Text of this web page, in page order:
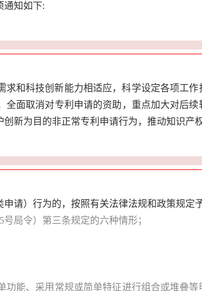
通知如下:
和科技创新能力相适应，科学设定各项工
面取消对专利申请的资助，重点加大对后
新为目的非正常专利申请行为，推动知识产
请）行为的，按照有关法律法规和政策规定
局令）第三条规定的六种情形；
功能、采用常规或简单特征进行组合或堆叠